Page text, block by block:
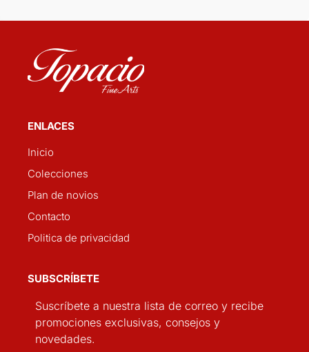
ENLACES
Inicio
Colecciones
Plan de novios
Contacto
Politica de privacidad
SUBSCRÍBETE
Suscríbete a nuestra lista de correo y recibe
promociones exclusivas, consejos y
novedades.